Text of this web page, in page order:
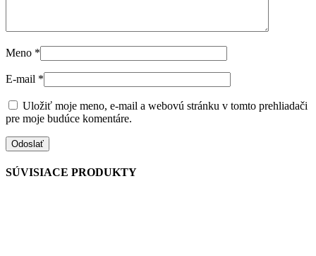
Meno *
E-mail *
Uložiť moje meno, e-mail a webovú stránku v tomto prehliadači
pre moje budúce komentáre.
SÚVISIACE PRODUKTY